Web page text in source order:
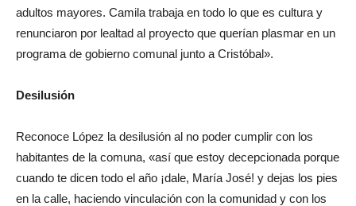
adultos mayores. Camila trabaja en todo lo que es cultura y
renunciaron por lealtad al proyecto que querían plasmar en un
programa de gobierno comunal junto a Cristóbal».
Desilusión
Reconoce López la desilusión al no poder cumplir con los
habitantes de la comuna, «así que estoy decepcionada porque
cuando te dicen todo el año ¡dale, María José! y dejas los pies
en la calle, haciendo vinculación con la comunidad y con los